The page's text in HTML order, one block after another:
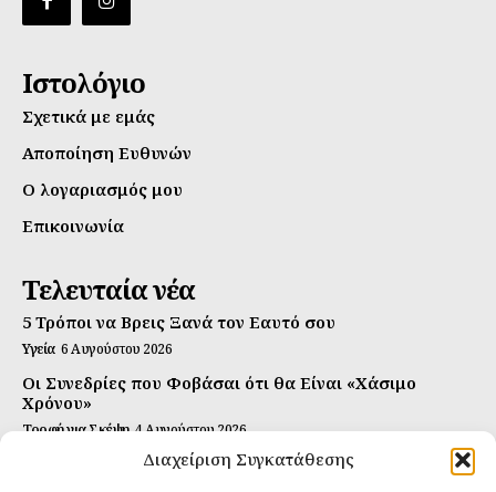
Διαχείριση Συγκατάθεσης
Ιστολόγιο
Σχετικά με εμάς
Αποποίηση Ευθυνών
Ο λογαριασμός μου
Επικοινωνία
Τελευταία νέα
5 Τρόποι να Βρεις Ξανά τον Εαυτό σου
Υγεία 6 Αυγούστου 2026
Οι Συνεδρίες που Φοβάσαι ότι θα Είναι «Χάσιμο
Χρόνου»
Τροφή για Σκέψη 4 Αυγούστου 2026
Αυτή Είναι η Συνταγή για Τέλεια Κομπούτσα